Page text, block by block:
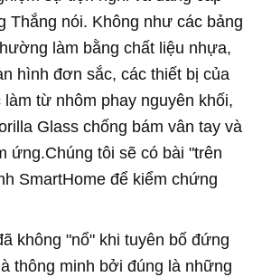
Thắng nói. Không như các bảng
làm bằng chất liệu nhựa,
hình đơn sắc, các thiết bị của
từ nhôm phay nguyên khối,
Glass chống bám vân tay và
ứng.Chúng tôi sẽ có bài "trên
SmartHome để kiểm chứng
không "nổ" khi tuyên bố đứng
thông minh bởi đúng là những